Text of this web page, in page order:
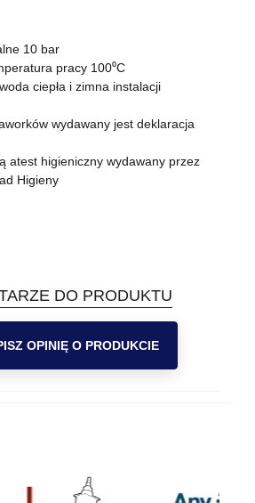
10 bar
pracy 100⁰C
ciepła i zimna instalacji
wydawany jest deklaracja
atest higieniczny wydawany przez
Higieny
DO PRODUKTU
OPINIĘ O PRODUKCIE